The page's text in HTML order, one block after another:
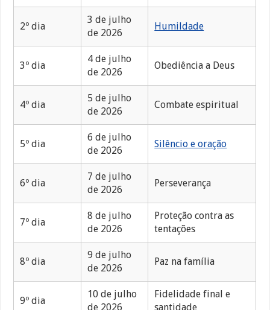
2º dia
3 de julho
de 2026
Humildade
3º dia
4 de julho
de 2026
Obediência a Deus
4º dia
5 de julho
de 2026
Combate espiritual
5º dia
6 de julho
de 2026
Silêncio e oração
6º dia
7 de julho
de 2026
Perseverança
7º dia
8 de julho
de 2026
Proteção contra as
tentações
8º dia
9 de julho
de 2026
Paz na família
9º dia
10 de julho
de 2026
Fidelidade final e
santidade